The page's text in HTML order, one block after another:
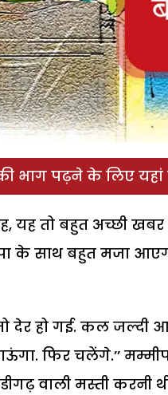
भाग पढ़ने के लिए
यह तो बहुत अच्छी
के साथ बहुत मजा
देर हो गई. कल जल्दी
फिर चलेंगे.’’
वाली मस्ती